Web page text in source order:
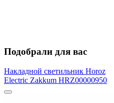
Подобрали для вас
Накладной светильник Horoz
Electric Zakkum HRZ00000950